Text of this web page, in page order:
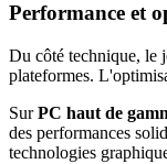
Performance et
Du côté technique, le
plateformes.
SurPC haut de
des performances
technologies